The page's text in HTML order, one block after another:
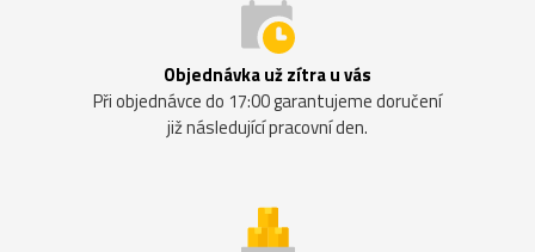
Objednávka už zítra u vás
Při objednávce do 17:00 garantujeme doručení
již následující pracovní den.